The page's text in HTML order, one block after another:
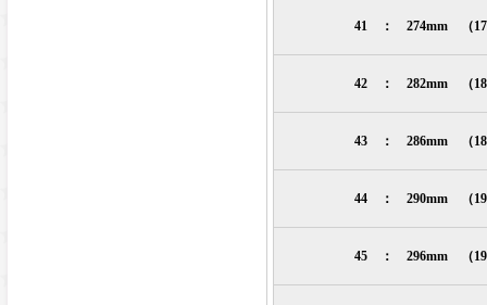
41 ： 274mm （
42 ： 282mm （
43 ： 286mm （
44 ： 290mm （
45 ： 296mm （